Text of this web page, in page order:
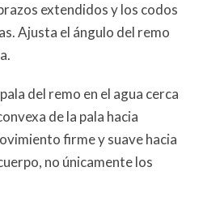
extendidos y los codos
Ajusta el ángulo del remo
del remo en el agua cerca
de la pala hacia
firme y suave hacia
no únicamente los